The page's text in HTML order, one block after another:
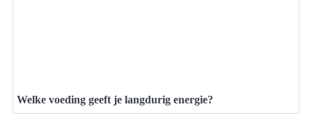
Welke voeding geeft je langdurig energie?